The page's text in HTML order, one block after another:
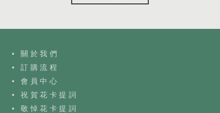
• 關於我們
• 訂購流程
• 會員中心
• 祝賀花卡提詞
• 敬悼花卡提詞